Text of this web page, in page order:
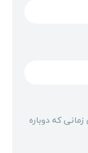
که دوباره